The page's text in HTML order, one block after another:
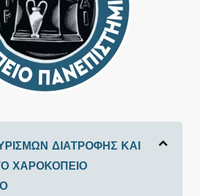
ΔΙΑΤΡΟΦΗΣ ΚΑΙ
ΧΑΡΟΚΟΠΕΙΟ